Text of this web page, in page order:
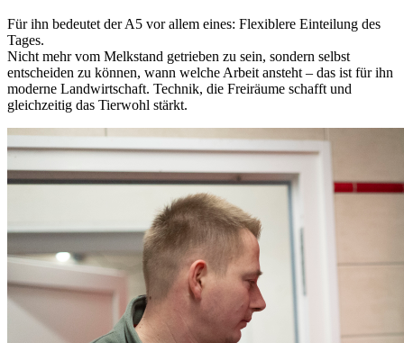
Für ihn bedeutet der A5 vor allem eines: Flexiblere Einteilung des
Tages.
Nicht mehr vom Melkstand getrieben zu sein, sondern selbst
entscheiden zu können, wann welche Arbeit ansteht – das ist für ihn
moderne Landwirtschaft. Technik, die Freiräume schafft und
gleichzeitig das Tierwohl stärkt.